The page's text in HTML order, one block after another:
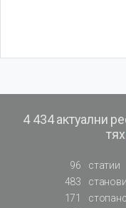
4 434 актуални
96
статии
483
171